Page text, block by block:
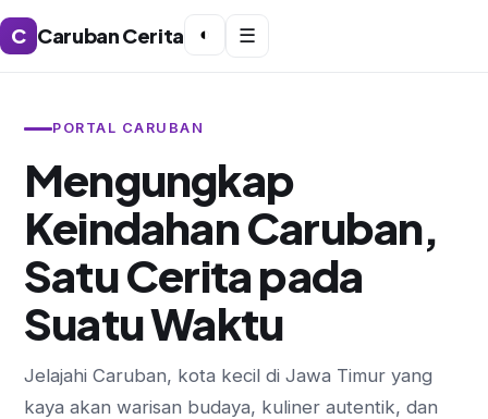
C Caruban Cerita ◐ ☰
PORTAL CARUBAN
Mengungkap
Keindahan Caruban,
Satu Cerita pada
Suatu Waktu
Jelajahi Caruban, kota kecil di Jawa Timur yang
kaya akan warisan budaya, kuliner autentik, dan